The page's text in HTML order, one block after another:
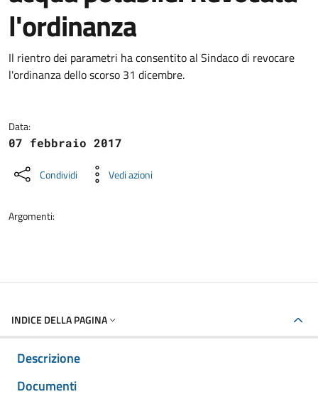
l'ordinanza
Dettagli della notizia
Il rientro dei parametri ha consentito al Sindaco di revocare
l'ordinanza dello scorso 31 dicembre.
Data:
07 febbraio 2017
Condividi Vedi azioni
Argomenti:
INDICE DELLA PAGINA
Descrizione
Documenti